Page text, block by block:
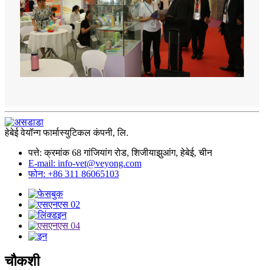
हेबेई वेयॉन्ग फार्मास्युटिकल कंपनी, लि.
पत्ते: क्रमांक 68 गांजियांग रोड, शिजीयाझुआंग, हेबेई, चीन
E-mail: info-vet@veyong.com
फोन: +86 311 86065103
चौकशी